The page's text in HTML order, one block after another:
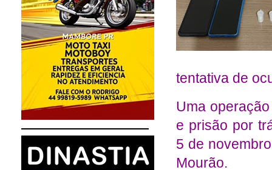
tentativa de
Uma
e prisão por
5 de
Mourão.